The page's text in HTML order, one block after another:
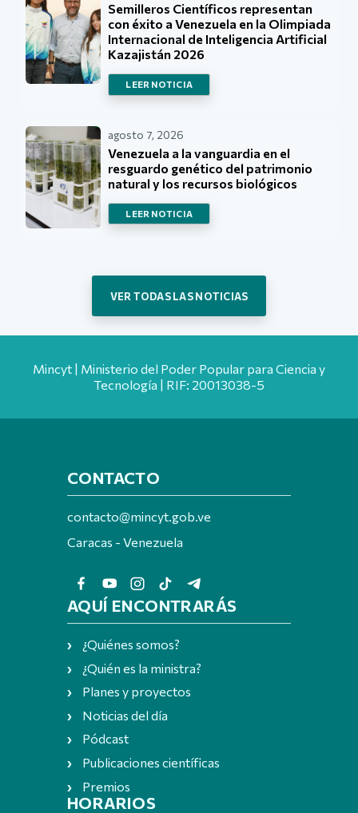
Semilleros Científicos representan
con éxito a Venezuela en la Olimpiada
Internacional de Inteligencia Artificial
Kazajistán 2026
LEER NOTICIA
agosto 7, 2026
Venezuela a la vanguardia en el
resguardo genético del patrimonio
natural y los recursos biológicos
LEER NOTICIA
VER TODAS LAS NOTICIAS
Mincyt | Ministerio del Poder Popular para Ciencia y
Tecnología | RIF: 20013038-5
CONTACTO
contacto@mincyt.gob.ve
Caracas - Venezuela
AQUÍ ENCONTRARÁS
¿Quiénes somos?
¿Quién es la ministra?
Planes y proyectos
Noticias del día
Pódcast
Publicaciones científicas
Premios
HORARIOS